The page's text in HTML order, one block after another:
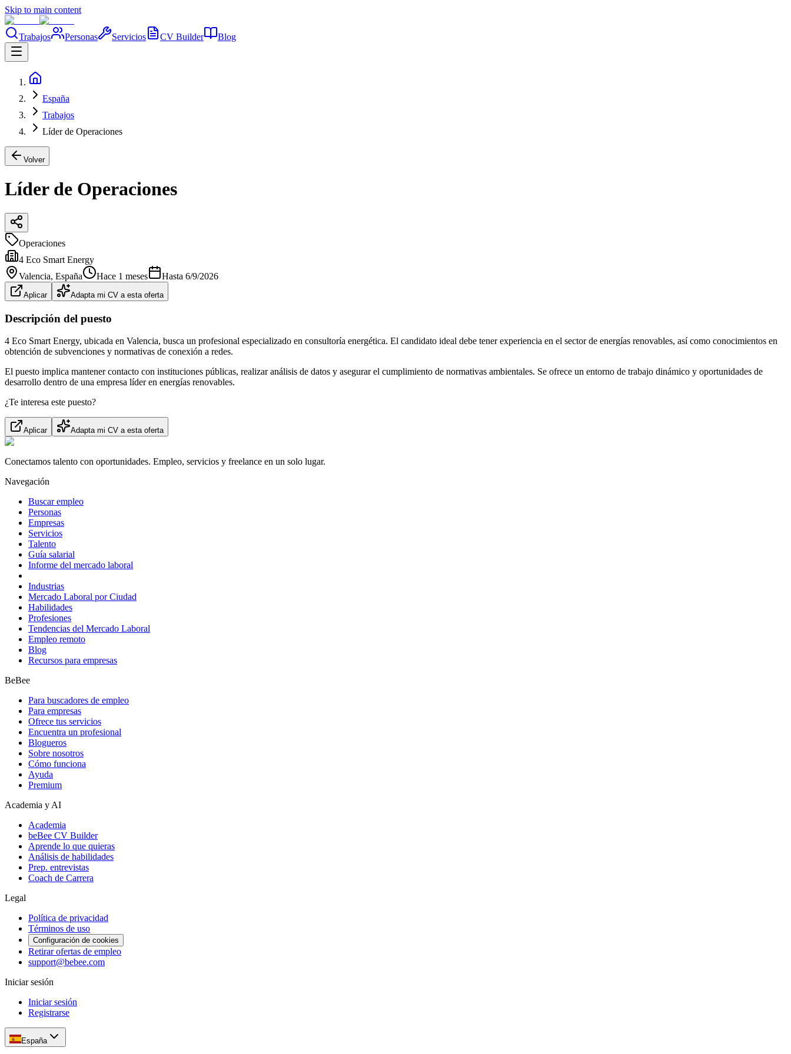
Skip to main content
Trabajos Personas Servicios CV Builder Blog
España
Trabajos
Líder de Operaciones
Volver
Líder de Operaciones
Operaciones
4 Eco Smart Energy
Valencia, España Hace 1 meses Hasta 6/9/2026
Aplicar Adapta mi CV a esta oferta
Descripción del puesto
4 Eco Smart Energy, ubicada en Valencia, busca un profesional especializado en consultoría energética. El candidato ideal debe tener experiencia en el sector de energías renovables, así como conocimientos en
obtención de subvenciones y normativas de conexión a redes.
El puesto implica mantener contacto con instituciones públicas, realizar análisis de datos y asegurar el cumplimiento de normativas ambientales. Se ofrece un entorno de trabajo dinámico y oportunidades de
desarrollo dentro de una empresa líder en energías renovables.
¿Te interesa este puesto?
Aplicar Adapta mi CV a esta oferta
Conectamos talento con oportunidades. Empleo, servicios y freelance en un solo lugar.
Navegación
Buscar empleo
Personas
Empresas
Servicios
Talento
Guía salarial
Informe del mercado laboral
Industrias
Mercado Laboral por Ciudad
Habilidades
Profesiones
Tendencias del Mercado Laboral
Empleo remoto
Blog
Recursos para empresas
BeBee
Para buscadores de empleo
Para empresas
Ofrece tus servicios
Encuentra un profesional
Blogueros
Sobre nosotros
Cómo funciona
Ayuda
Premium
Academia y AI
Academia
beBee CV Builder
Aprende lo que quieras
Análisis de habilidades
Prep. entrevistas
Coach de Carrera
Legal
Política de privacidad
Términos de uso
Configuración de cookies
Retirar ofertas de empleo
support@bebee.com
Iniciar sesión
Iniciar sesión
Registrarse
España